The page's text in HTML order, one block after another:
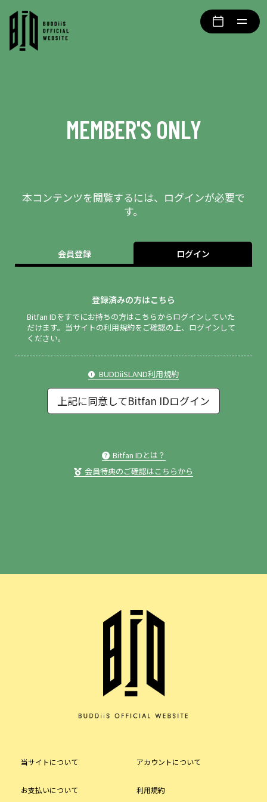
MEMBER'S ONLY
本コンテンツを閲覧するには、ログインが必要で
す。
会員登録 ログイン
登録済みの方はこちら
Bitfan IDをすでにお持ちの方はこちらからログインしていた
だけます。 当サイトの利用規約をご確認の上、ログインして
ください。
BUDDiiSLAND利用規約
上記に同意してBitfan IDログイン
Bitfan IDとは？
会員特典のご確認はこちらから
当サイトについて アカウントについて
お支払いについて 利用規約